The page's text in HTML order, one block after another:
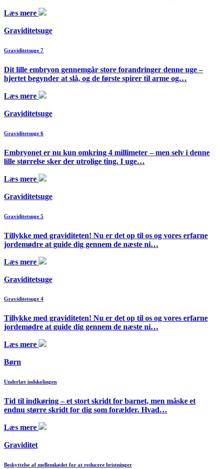
Læs mere
Graviditetsuge
Graviditetsuge 7
Dit lille embryon gennemgår store forandringer denne uge –
hjertet begynder at slå, og de første spirer til arme og…
Læs mere
Graviditetsuge
Graviditetsuge 6
Embryonet er nu kun omkring 4 millimeter – men selv i denne
lille størrelse sker der utrolige ting. I uge…
Læs mere
Graviditetsuge
Graviditetsuge 5
Tillykke med graviditeten! Nu er det op til os og vores erfarne
jordemødre at guide dig gennem de næste ni…
Læs mere
Graviditetsuge
Graviditetsuge 4
Tillykke med graviditeten! Nu er det op til os og vores erfarne
jordemødre at guide dig gennem de næste ni…
Læs mere
Børn
Underlæt indskolingen
Tid til indkøring – et stort skridt for barnet, men måske et
endnu større skridt for dig som forælder. Hvad…
Læs mere
Graviditet
Beskyttelse af mellemkødet for at reducere bristninger